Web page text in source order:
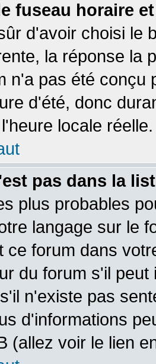
fuseau horaire
d'avoir choisi le
la réponse la
n'a pas été conçu
d'été, donc
locale réelle.
pas dans la
plus probables
langage sur le
ce forum dans
du forum s'il
n'existe pas
d'informations
(allez voir le lien